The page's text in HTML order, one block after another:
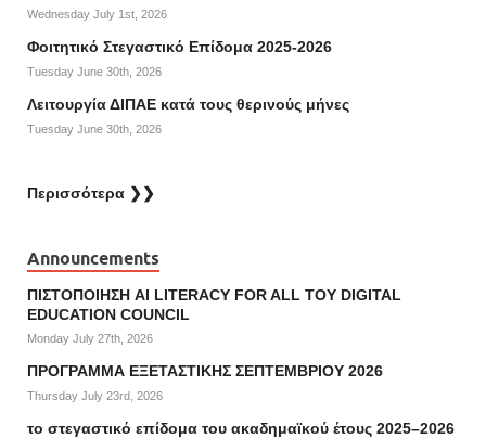
Wednesday July 1st, 2026
Φοιτητικό Στεγαστικό Επίδομα 2025-2026
Tuesday June 30th, 2026
Λειτουργία ΔΙΠΑΕ κατά τους θερινούς μήνες
Tuesday June 30th, 2026
Περισσότερα ❯❯
Announcements
ΠΙΣΤΟΠΟΙΗΣΗ AI LITERACY FOR ALL ΤΟΥ DIGITAL
EDUCATION COUNCIL
Monday July 27th, 2026
ΠΡΟΓΡΑΜΜΑ ΕΞΕΤΑΣΤΙΚΗΣ ΣΕΠΤΕΜΒΡΙΟΥ 2026
Thursday July 23rd, 2026
το στεγαστικό επίδομα του ακαδημαϊκού έτους 2025–2026